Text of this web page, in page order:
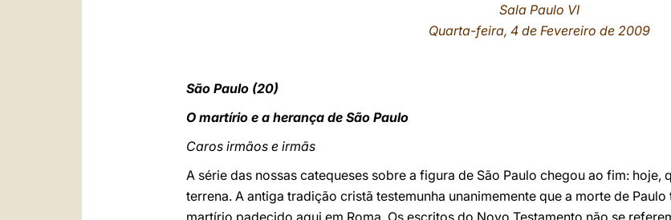
Sala Paulo VI
Quarta-feira, 4 de Fevereiro de 2009
São Paulo (20)
O martírio e a herança de São Paulo
Caros irmãos e irmãs
A série das nossas catequeses sobre a figura de São Paulo chegou ao fim: hoje,
terrena. A antiga tradição cristã testemunha unanimemente que a morte de
martírio padecido aqui em Roma. Os escritos do Novo Testamento não se